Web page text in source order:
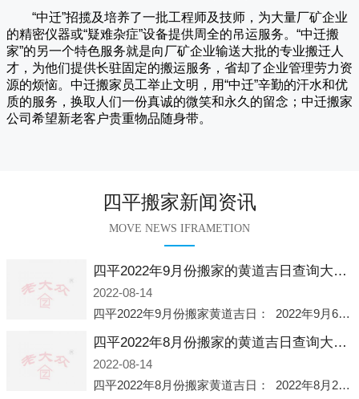
“中迁”招揽及培养了一批工程师及技师，为大量厂矿企业
的精密仪器或“疑难杂症”设备提供周全的吊运服务。“中迁搬
家”的另一个特色服务就是向厂矿企业输送大批的专业搬迁人
才，为他们提供长驻固定的搬运服务，省却了企业管理劳力资
源的烦恼。 中迁搬家员工举止文明，用“中迁”辛勤的汗水和优
质的服务，换取人们一份真诚的微笑和永久的留念； 中迁搬家
公司希望新老客户贵重物品随身带。
四平搬家新闻资讯
MOVE NEWS IFRAMETION
四平2022年9月份搬家的黄道吉日查询大全一览表哪天适合搬家好日子
2022-08-14
四平2022年9月份搬家黄道吉日： 2022年9月6日 「星期二」 农历八月十一2022年9月12日 「星期一」 农历八月十七2022年9月16日 「星期五」 农历八月廿一2022年9月2
四平2022年8月份搬家的黄道吉日查询大全一览表哪天适合搬家好日子
2022-08-14
四平2022年8月份搬家黄道吉日： 2022年8月2日 「星期二」 农历七月初五2022年8月6日 「星期六」 农历七月初九2022年8月8日 「星期一」 农历七月十一2022年8月10日 「